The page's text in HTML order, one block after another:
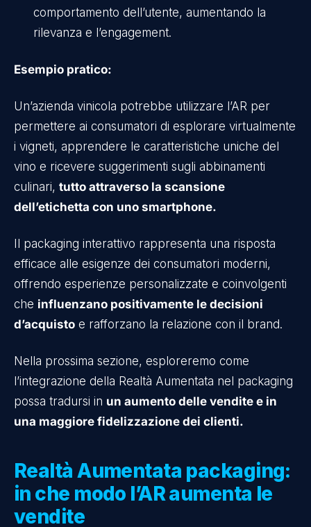
comportamento dell’utente, aumentando la
rilevanza e l’engagement.
Esempio pratico:
Un’azienda vinicola potrebbe utilizzare l’AR per
permettere ai consumatori di esplorare virtualmente
i vigneti, apprendere le caratteristiche uniche del
vino e ricevere suggerimenti sugli abbinamenti
culinari, tutto attraverso la scansione
dell’etichetta con uno smartphone.
Il packaging interattivo rappresenta una risposta
efficace alle esigenze dei consumatori moderni,
offrendo esperienze personalizzate e coinvolgenti
che influenzano positivamente le decisioni
d’acquisto e rafforzano la relazione con il brand.​
Nella prossima sezione, esploreremo come
l’integrazione della Realtà Aumentata nel packaging
possa tradursi in un aumento delle vendite e in
una maggiore fidelizzazione dei clienti.
Realtà Aumentata packaging:
in che modo l’AR aumenta le
vendite